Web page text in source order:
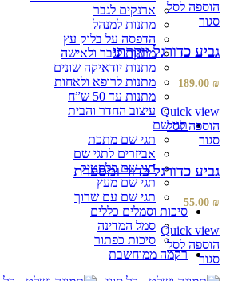
ארנקים לגבר
מתנות למנהל
הדפסה על בלוק עץ
מתנות לגבר ולאישה
מתנות יודאיקה שונים
מתנות לרופא ולאחות
מתנות עד 50 ש”ח
עיצוב החדר והבית
תגי שם
תגי שם מתכת
אביזרים לתגי שם
תגי שם פלסטיק
תגי שם מעץ
תגי שם עם שרוך
סיכות וסמלים כללים
סמל המדינה
סיכות כפתור
רקמה ממוחשבת
הוספה לסל
סגור
גביע כדורגל יוקרתי
189.00 ₪
Quick view
הוספה לסל
סגור
גביע כדורגל כדור ומספרת
55.00 ₪
Quick view
הוספה לסל
סגור